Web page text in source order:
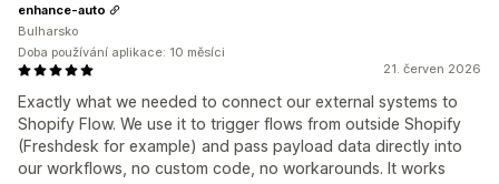
21. červen 2026
Exactly what we needed to connect our external systems to
Shopify Flow. We use it to trigger flows from outside Shopify
(Freshdesk for example) and pass payload data directly into
our workflows, no custom code, no workarounds. It works
enhance-auto
Bulharsko
Doba používání aplikace: 10 měsíci